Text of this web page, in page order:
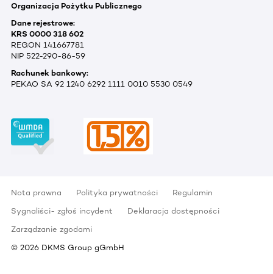
Organizacja Pożytku Publicznego
Dane rejestrowe:
KRS 0000 318 602
REGON 141667781
NIP 522-290-86-59
Rachunek bankowy:
PEKAO SA 92 1240 6292 1111 0010 5530 0549
Nota prawna Polityka prywatności
Regulamin
Sygnaliści- zgłoś incydent
Deklaracja dostępności
Zarządzanie zgodami
© 2026 DKMS Group gGmbH